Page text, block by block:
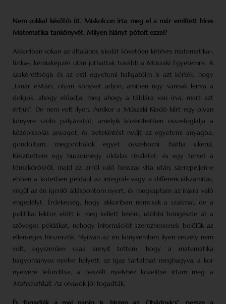
Nem sokkal később itt, Miskolcon írta meg el a már említett híres
Matematika tankönyvét. Milyen hiányt pótolt ezzel?
Akkoriban sokan az általános iskolát követően kétéves matematika-,
fizika-, kémiaképzés után juthattak tovább a Műszaki Egyetemre. A
szakérettségis és az esti egyetemi hallgatóim is azt kérték, hogy
„tanár elvtárs, olyan könyvet adjon, amiben úgy vannak leírva a
dolgok, ahogy előadja, meg ahogy a táblára van írva, mert azt
értjük”. De nem volt ilyen. Amikor a Műszaki Kiadó kiírt egy olyan
könyvre szóló pályázatot, amelyik közérthetően összefoglalja a
középiskolás anyagot, és betekintést nyújt az egyetemi anyagba,
gondoltam, megpróbálok egyet összehozni, hátha sikerül.
Készítettem egy huszonnégy oldalas részletet, és egy tervet a
témakörökről, majd az arról való hosszas vita után, szerepeljen-e
ebben a kötetben például az integrál- vagy a differenciálszámítás,
végül az én igenlő álláspontom nyert, és megkaptam az írásra való
engedélyt. Érdekesség, hogy akkoriban nemcsak a szakmai, de a
politikai lektor előtt is meg kellett felelni, utóbbi böngészte át a
szöveges példákat, nehogy információt szerezhessenek belőlük az
ellenséges hírszerzők. Nyilván az én könyvemben ilyen veszély nem
volt, egyszerűen csak annyit tettem, hogy a matematika
hagyományos nyelve helyett, az igaz tartalmat meghagyva, a kor
nyelvére lefordítva, a beszélt nyelvhez közelítve írtam meg a
Matematikát. Az olvasók jól fogadták.